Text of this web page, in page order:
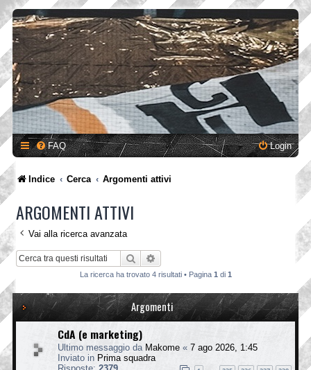
FAQ Login
Indice Cerca Argomenti attivi
ARGOMENTI ATTIVI
Vai alla ricerca avanzata
Cerca
La ricerca ha trovato 4 risultati • Pagina 1 di 1
Argomenti
CdA (e marketing)
Ultimo messaggio da Makome « 7 ago 2026, 1:45
Inviato in Prima squadra